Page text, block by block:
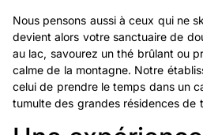
Nous pensons aussi à ceux qui ne
devient alors votre sanctuaire de
au lac, savourez un thé brûlant ou
calme de la montagne. Notre
celui de prendre le temps dans un
tumulte des grandes résidences de